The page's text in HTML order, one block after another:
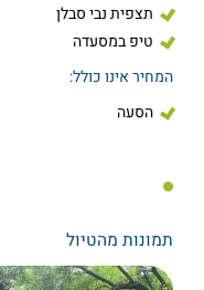
תצפית נבי סבלן
טיפ במסעדה
המחיר אינו כולל:
הסעה
תמונות מהטיול